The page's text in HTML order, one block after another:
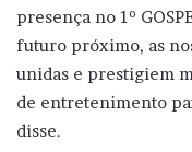
presença no 1º
futuro próximo, as
unidas e prestigiem
de entretenimento
disse.